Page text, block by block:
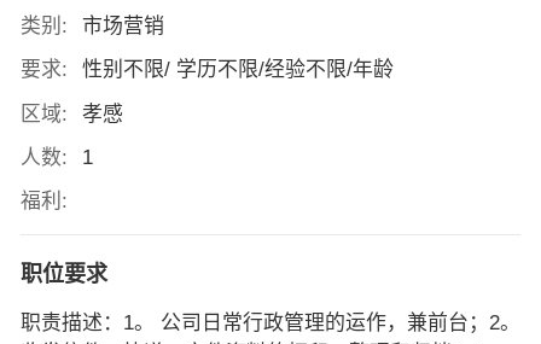
类别:
市场营销
要求:
性别不限/ 学历不限/经验不限/年龄
区域:
孝感
人数:
1
福利:
职位要求
职责描述：1。 公司日常行政管理的运作，兼前台；2。